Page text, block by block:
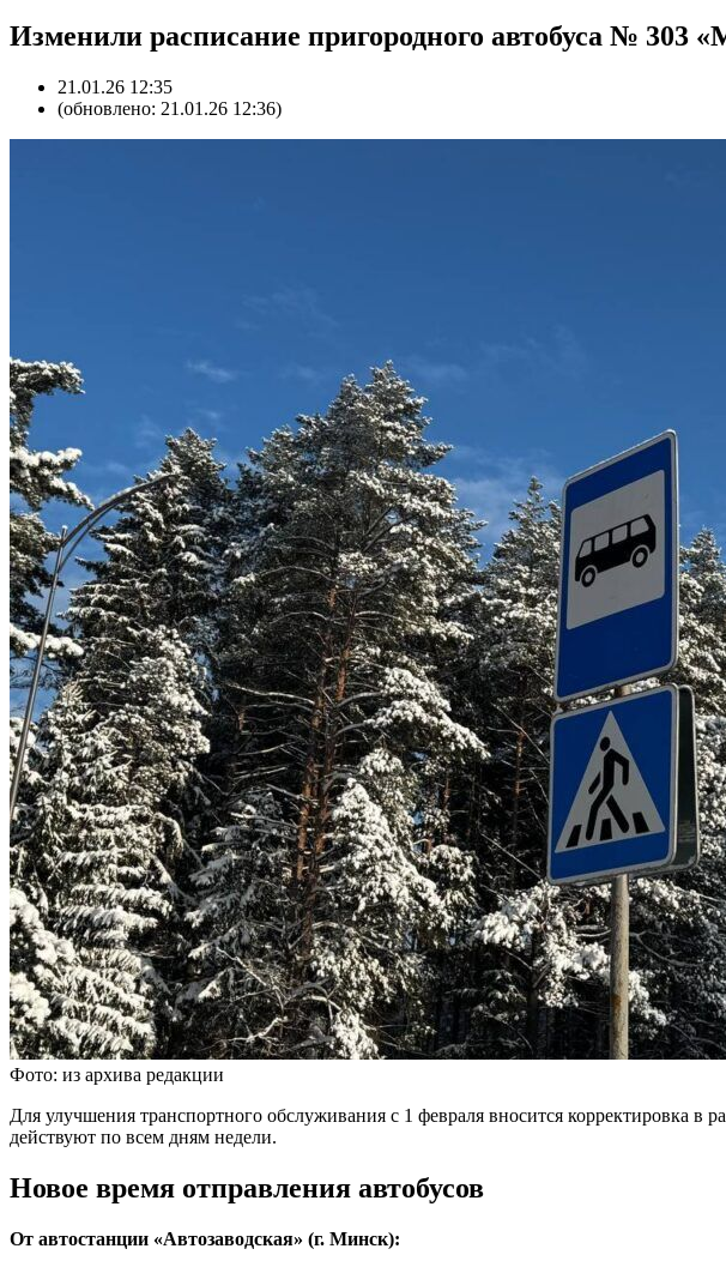
Изменили расписание пригородного автобуса №
21.01.26 12:35
(обновлено: 21.01.26 12:36)
Фото: из архива редакции
Для улучшения транспортного обслуживания с 1 февраля вносится
действуют по всем дням недели.
Новое время отправления автобусов
От автостанции «Автозаводская» (г. Минск):